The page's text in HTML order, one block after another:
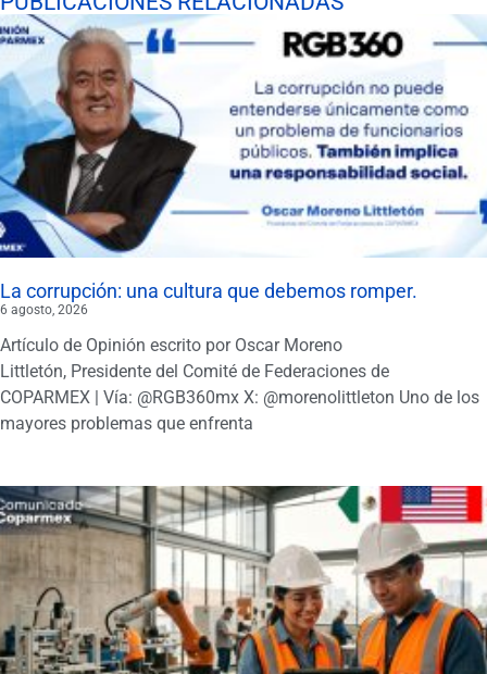
La corrupción: una cultura que debemos romper.
6 agosto, 2026
Artículo de Opinión escrito por Oscar Moreno
Littletón, Presidente del Comité de Federaciones de
COPARMEX | Vía: @RGB360mx X: @morenolittleton Uno de los
mayores problemas que enfrenta